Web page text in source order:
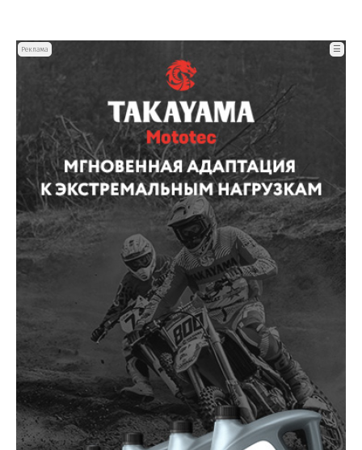
Реклама ☰